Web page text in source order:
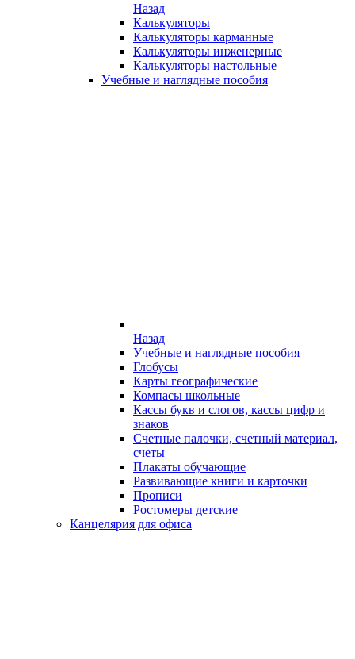
Назад
Калькуляторы
Калькуляторы карманные
Калькуляторы инженерные
Калькуляторы настольные
Учебные и наглядные пособия
Назад
Учебные и наглядные пособия
Глобусы
Карты географические
Компасы школьные
Кассы букв и слогов, кассы цифр и
знаков
Счетные палочки, счетный материал,
счеты
Плакаты обучающие
Развивающие книги и карточки
Прописи
Ростомеры детские
Канцелярия для офиса